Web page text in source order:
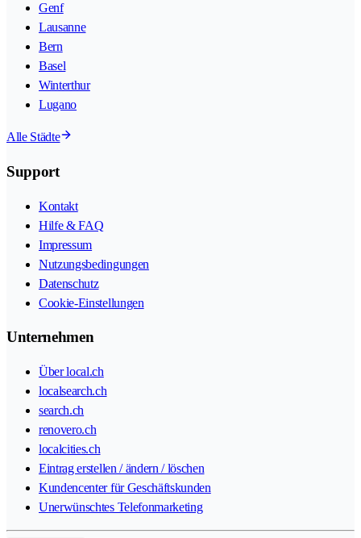
Genf
Lausanne
Bern
Basel
Winterthur
Lugano
Alle Städte
Support
Kontakt
Hilfe & FAQ
Impressum
Nutzungsbedingungen
Datenschutz
Cookie-Einstellungen
Unternehmen
Über local.ch
localsearch.ch
search.ch
renovero.ch
localcities.ch
Eintrag erstellen / ändern / löschen
Kundencenter für Geschäftskunden
Unerwünschtes Telefonmarketing